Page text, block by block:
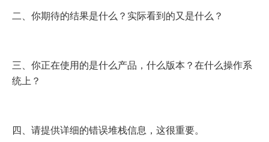
二、你期待的结果是什么？实际看到的又是什么？
三、你正在使用的是什么产品，什么版本？在什么操作系
统上？
四、请提供详细的错误堆栈信息，这很重要。